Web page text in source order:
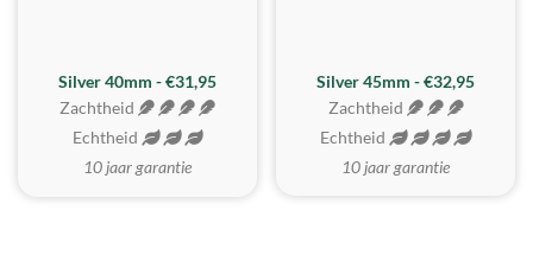
Silver 40mm - €31,95
Zachtheid
Echtheid
10 jaar garantie
MEEST GEKOZEN
Silver 45mm - €32,95
Zachtheid
Echtheid
10 jaar garantie